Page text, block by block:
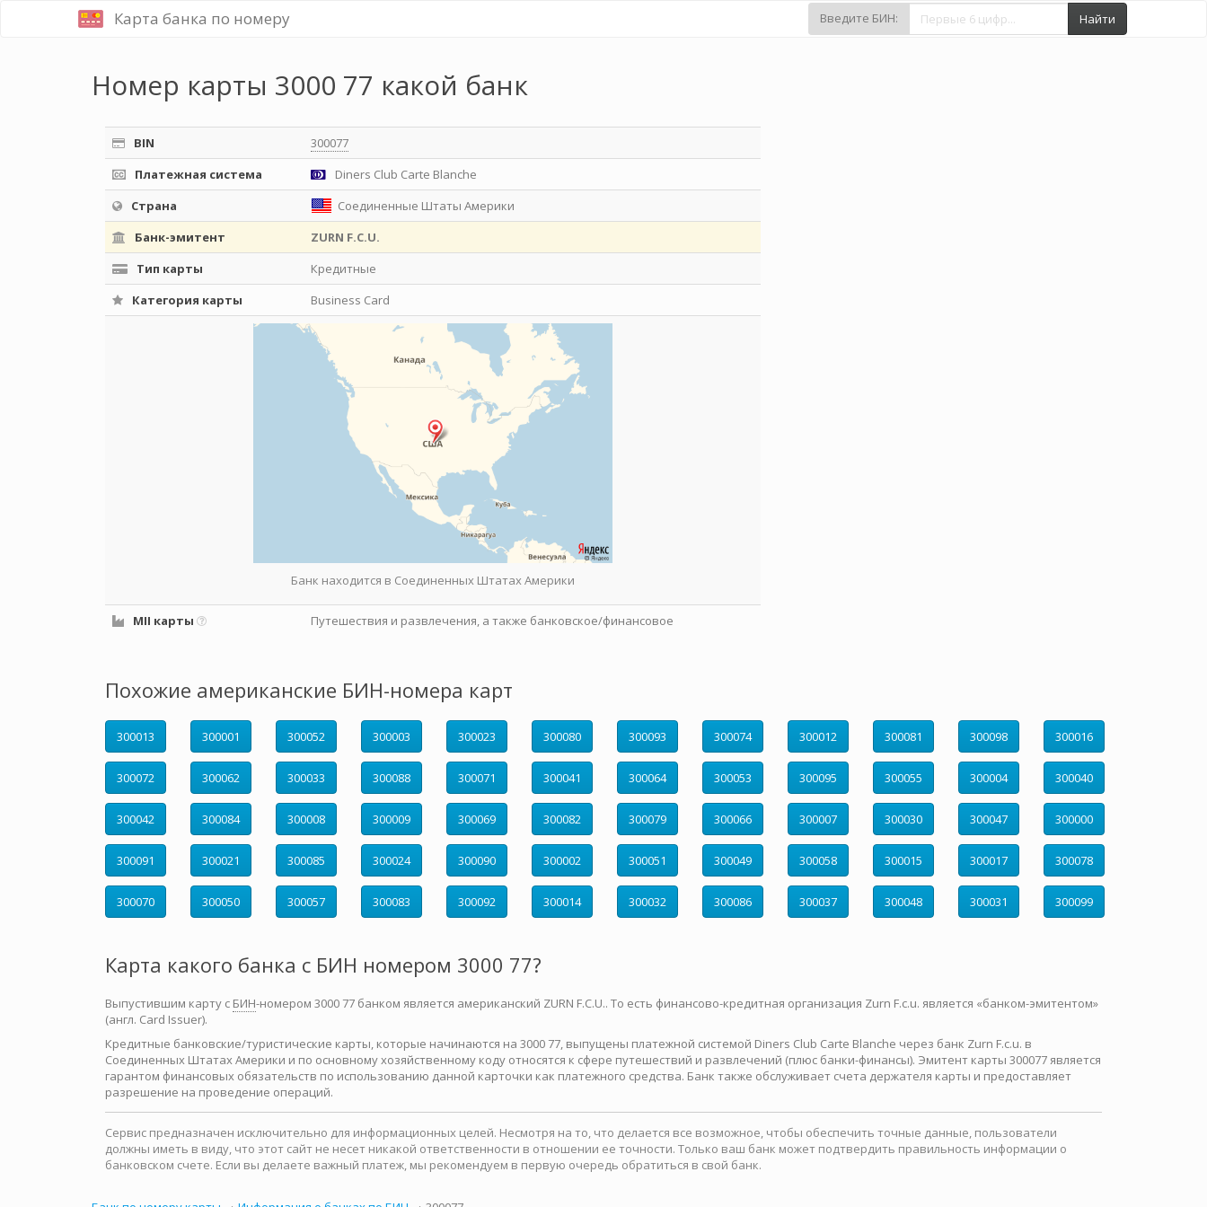
Карта банка по номеру Введите БИН: Найти
Номер карты 3000 77 какой банк
BIN
300077
Платежная система
Diners Club Carte Blanche
Страна
Соединенные Штаты Америки
Банк-эмитент
ZURN F.C.U.
Тип карты
Кредитные
Категория карты
Business Card
Банк находится в Соединенных Штатах Америки
MII карты Путешествия и развлечения, а также банковское/финансовое
Похожие американские БИН-номера карт
300013 300001 300052 300003 300023 300080 300093 300074 300012 300081 300098 300016
300072 300062 300033 300088 300071 300041 300064 300053 300095 300055 300004 300040
300042 300084 300008 300009 300069 300082 300079 300066 300007 300030 300047 300000
300091 300021 300085 300024 300090 300002 300051 300049 300058 300015 300017 300078
300070 300050 300057 300083 300092 300014 300032 300086 300037 300048 300031 300099
Карта какого банка с БИН номером 3000 77?
Выпустившим карту с БИН-номером 3000 77 банком является американский ZURN F.C.U.. То есть финансово-кредитная организация Zurn F.c.u. является «банком-эмитентом»
(англ. Card Issuer).
Кредитные банковские/туристические карты, которые начинаются на 3000 77, выпущены платежной системой Diners Club Carte Blanche через банк Zurn F.c.u. в
Соединенных Штатах Америки и по основному хозяйственному коду относятся к сфере путешествий и развлечений (плюс банки-финансы). Эмитент карты 300077 является
гарантом финансовых обязательств по использованию данной карточки как платежного средства. Банк также обслуживает счета держателя карты и предоставляет
разрешение на проведение операций.
Сервис предназначен исключительно для информационных целей. Несмотря на то, что делается все возможное, чтобы обеспечить точные данные, пользователи
должны иметь в виду, что этот сайт не несет никакой ответственности в отношении ее точности. Только ваш банк может подтвердить правильность информации о
банковском счете. Если вы делаете важный платеж, мы рекомендуем в первую очередь обратиться в свой банк.